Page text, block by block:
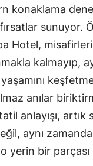
konaklama
sunuyor.
Hotel,
kalmayıp,
anılar
anlayışı, artık
aynı
yerin bir parçası